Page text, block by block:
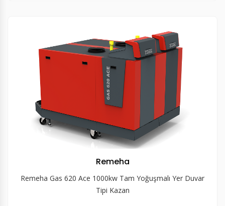
Remeha
Remeha Gas 620 Ace 1000kw Tam Yoğuşmalı Yer Duvar
Tipi Kazan